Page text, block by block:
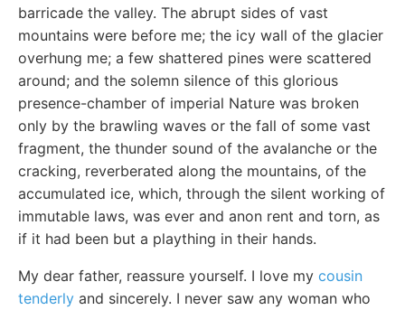
barricade the valley. The abrupt sides of vast
mountains were before me; the icy wall of the glacier
overhung me; a few shattered pines were scattered
around; and the solemn silence of this glorious
presence-chamber of imperial Nature was broken
only by the brawling waves or the fall of some vast
fragment, the thunder sound of the avalanche or the
cracking, reverberated along the mountains, of the
accumulated ice, which, through the silent working of
immutable laws, was ever and anon rent and torn, as
if it had been but a plaything in their hands.
My dear father, reassure yourself. I love my cousin
tenderly and sincerely. I never saw any woman who